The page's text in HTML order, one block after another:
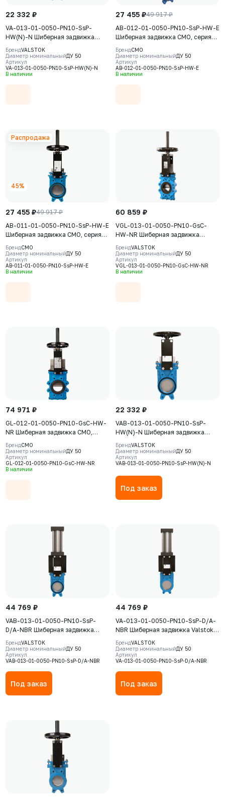
22 332 ₽
VA-013-01-0050-PN10-SsP-
HW(N)-N Шиберная задвижка
Valstok, серия VA, DN0050, PN10,
штурвал, невыдвижной шток,
корпус GJS-400-15 (GGG40), нож
AISI304, седловое уплотнение
БрендVALSTOK
Диаметр номинальныйДУ 50
Артикул
VA-013-01-0050-PN10-SsP-HW(N)-N
В наличии
27 455 ₽49 917 ₽
AB-012-01-0050-PN10-SsP-HW-E
Шиберная задвижка CMO, серия
АВ, DN50, РN10, штурвал,
выдвижной шток, корпус GJS-
500-7 (GGG50), нож AISI304,
седловое уплотнение EPDM
БрендCMO
Диаметр номинальныйДУ 50
Артикул
AB-012-01-0050-PN10-SsP-HW-E
В наличии
Распродажа
27 455 ₽49 917 ₽
45%
AB-011-01-0050-PN10-SsP-HW-E
Шиберная задвижка CMO, серия
АВ, DN50, РN10, штурвал,
выдвижной шток, корпус GJL-250
(GG25), нож AISI304, седловое
уплотнение EPDM
БрендCMO
Диаметр номинальныйДУ 50
Артикул
AB-011-01-0050-PN10-SsP-HW-E
В наличии
60 859 ₽
VGL-013-01-0050-PN10-GsC-
HW-NR Шиберная задвижка
Valstok, серия VGL, DN 0050,
PN10, штурвал, выдвижной шток,
корпус GJS-400-15 (GGG40) нож
AISI304, уплотнение Natural
БрендVALSTOK
Диаметр номинальныйДУ 50
Артикул
VGL-013-01-0050-PN10-GsC-HW-NR
В наличии
74 971 ₽
GL-012-01-0050-PN10-GsC-HW-
NR Шиберная задвижка CMO,
серия GL, DN0050, PN10, штурвал,
выдвижной шток, корпус GJS-
500-7 (GGG50), нож AISI304,
седловое уплотнение Natural
БрендCMO
Диаметр номинальныйДУ 50
Артикул
GL-012-01-0050-PN10-GsC-HW-NR
В наличии
22 332 ₽
VAB-013-01-0050-PN10-SsP-
HW(N)-N Шиберная задвижка
Valstok, серия VAB, DN0050, PN10,
штурвал, невыдвижной шток,
корпус GJS-400-15 (GGG40), нож
AISI304, седловое уплотнение
NBR
БрендVALSTOK
Диаметр номинальныйДУ 50
Артикул
VAB-013-01-0050-PN10-SsP-HW(N)-N
Под заказ
44 769 ₽
VAB-013-01-0050-PN10-SsP-
D/A-NBR Шиберная задвижка
Valstok, серия VAB, DN 0050,
PN=10 Бар, пневмопривод
двойного действия, корпус GJS-
400-15 (GGG40), нож AISI304,
седловое уплотнение NBR
БрендVALSTOK
Диаметр номинальныйДУ 50
Артикул
VAB-013-01-0050-PN10-SsP-D/A-NBR
Под заказ
44 769 ₽
VA-013-01-0050-PN10-SsP-D/A-
NBR Шиберная задвижка Valstok,
серия VA, DN 0050, PN=10 Бар,
пневмопривод двойного действия,
корпус GJS-400-15 (GGG40), нож
БрендVALSTOK
Диаметр номинальныйДУ 50
Артикул
VA-013-01-0050-PN10-SsP-D/A-NBR
Под заказ